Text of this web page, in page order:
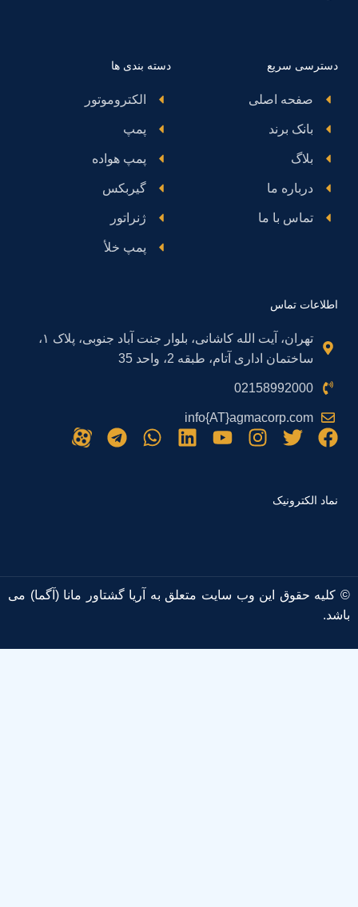
دسترسی سریع
صفحه اصلی
بانک برند
بلاگ
درباره ما
تماس با ما
دسته بندی ها
الکتروموتور
پمپ
پمپ هواده
گیربکس
ژنراتور
پمپ خلأ
اطلاعات تماس
تهران، آیت الله کاشانی، بلوار جنت آباد جنوبی، پلاک ۱،
ساختمان اداری آتام، طبقه 2، واحد 35
02158992000
info{AT}agmacorp.com
نماد الکترونیک
© کلیه حقوق این وب سایت متعلق به آریا گشتاور مانا (آگما) می
باشد.